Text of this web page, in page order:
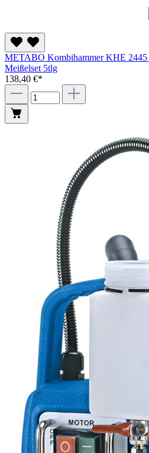
METABO Kombihammer KHE
Meißelset 5tlg
138,40 €*